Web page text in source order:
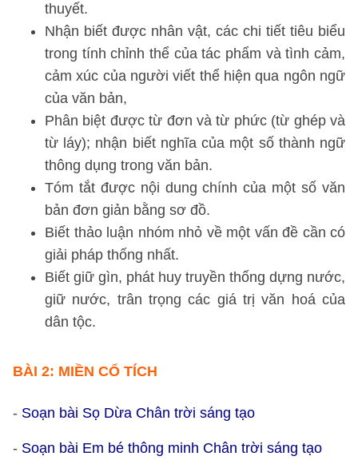
thuyết.
Nhận biết được nhân vật, các chi tiết tiêu biểu
trong tính chỉnh thể của tác phẩm và tình cảm,
cảm xúc của người viết thể hiện qua ngôn ngữ
của văn bản,
Phân biệt được từ đơn và từ phức (từ ghép và
từ láy); nhận biết nghĩa của một số thành ngữ
thông dụng trong văn bản.
Tóm tắt được nội dung chính của một số văn
bản đơn giản bằng sơ đồ.
Biết thảo luận nhóm nhỏ về một vấn đề cần có
giải pháp thống nhất.
Biết giữ gìn, phát huy truyền thống dựng nước,
giữ nước, trân trọng các giá trị văn hoá của
dân tộc.
BÀI 2: MIỀN CỔ TÍCH
- Soạn bài Sọ Dừa Chân trời sáng tạo
- Soạn bài Em bé thông minh Chân trời sáng tạo